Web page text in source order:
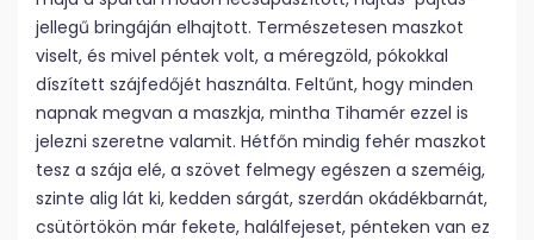
jellegű bringáján elhajtott. Természetesen maszkot
viselt, és mivel péntek volt, a méregzöld, pókokkal
díszített szájfedőjét használta. Feltűnt, hogy minden
napnak megvan a maszkja, mintha Tihamér ezzel is
jelezni szeretne valamit. Hétfőn mindig fehér maszkot
tesz a szája elé, a szövet felmegy egészen a szeméig,
szinte alig lát ki, kedden sárgát, szerdán okádékbarnát,
csütörtökön már fekete, halálfejeset, pénteken van ez